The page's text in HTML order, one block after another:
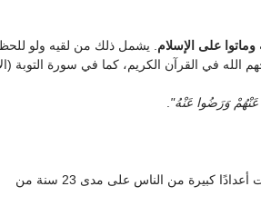
على الإسلام . يشمل ذلك من لقيه ولو
الله في القرآن الكريم، كما في سورة التوبة
عَنْهُمْ وَرَضُوا عَنْهُ"
لا يوجد رقم دقيق متفق عليه لعدد الصحابة رضي الله عنهم، لأن الصحبة شملت أعدادًا كبيرة من الناس على مدى 23 سنة من